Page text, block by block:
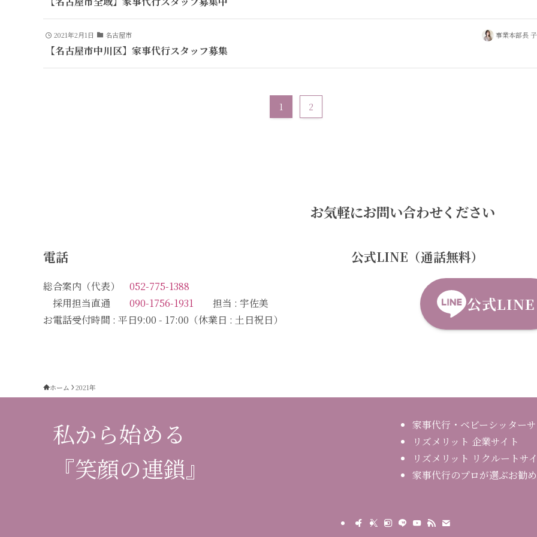
2021年2月1日 名古屋市 事業本部長
【名古屋市中川区】家事代行スタッフ募集
1 2
お気軽にお問い合わせください
電話
総合案内（代表） 052-775-1388
採用担当直通 090-1756-1931 担当 : 宇佐美
お電話受付時間 : 平日9:00 - 17:00（休業日 : 土日祝日）
公式LINE（通話無料）
公式LINE
ホーム 2021年
私から始める
『笑顔の連鎖』
家事代行・ベビーシッター
リズメリット 企業サイト
リズメリット リクルートサ
家事代行のプロが選ぶお勧